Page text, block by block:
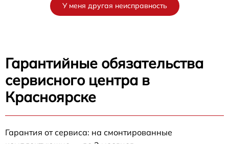
У меня другая неисправность
Гарантийные обязательства
сервисного центра в
Красноярске
Гарантия от сервиса: на смонтированные